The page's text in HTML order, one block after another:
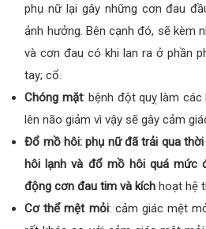
phụ nữ lại gây những cơn đau
ảnh hưởng. Bên cạnh đó, sẽ kèm
và cơn đau có khi lan ra ở phần
tay; cổ.
Chóng mặt: bệnh đột quỵ làm
lên não giảm vì vậy sẽ gây cảm
Đổ mồ hôi: phụ nữ đã trải qua
hôi lạnh và đổ mồ hôi quá mức
động cơn đau tim và kích hoạt hệ
Cơ thể mệt mỏi: cảm giác mệt